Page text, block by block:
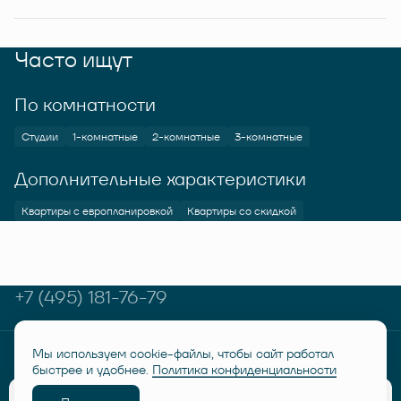
Часто ищут
По комнатности
Студии 1-комнатные 2-комнатные 3-комнатные
Дополнительные характеристики
Квартиры с европланировкой Квартиры со скидкой
+7 (495) 181-76-79
© RUSICH KOTELNIKI 2026Политика конфиденциальности
Дисклеймер "Семейная ипотека от 6%"
Мы используем cookie-файлы, чтобы сайт работал
быстрее и удобнее. Политика конфиденциальности